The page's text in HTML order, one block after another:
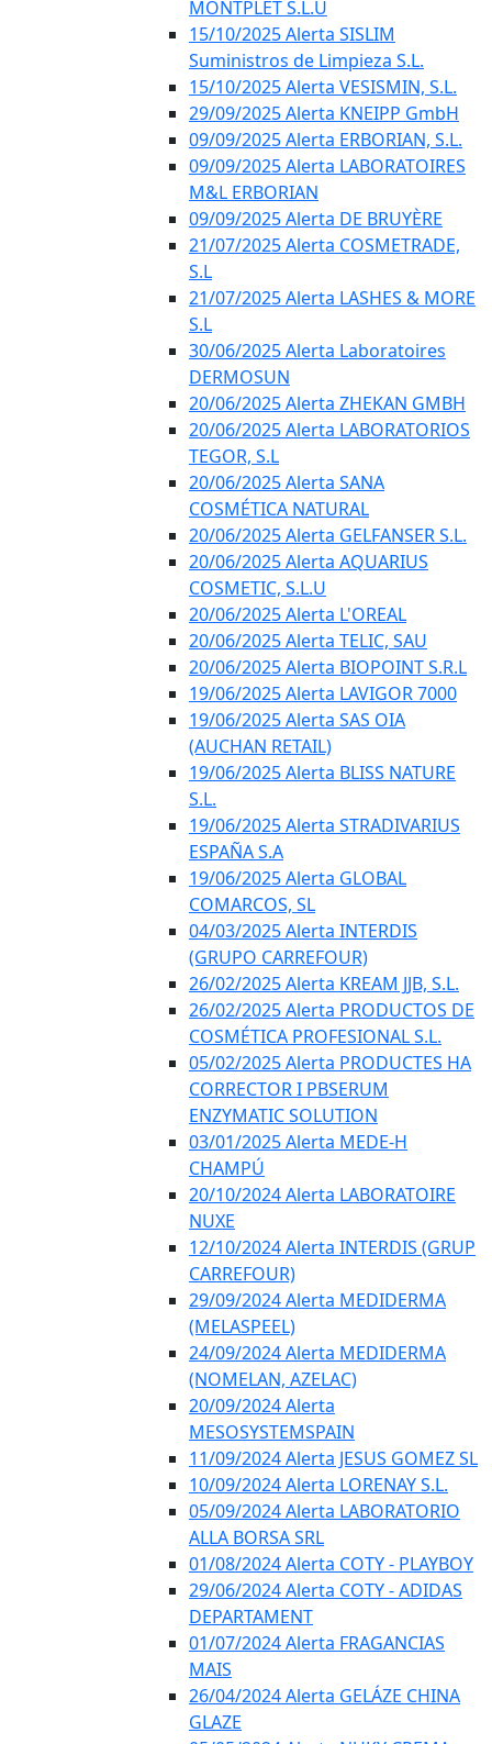
MONTPLET S.L.U
15/10/2025 Alerta SISLIM
Suministros de Limpieza S.L.
15/10/2025 Alerta VESISMIN, S.L.
29/09/2025 Alerta KNEIPP GmbH
09/09/2025 Alerta ERBORIAN, S.L.
09/09/2025 Alerta LABORATOIRES
M&L ERBORIAN
09/09/2025 Alerta DE BRUYÈRE
21/07/2025 Alerta COSMETRADE,
S.L
21/07/2025 Alerta LASHES & MORE
S.L
30/06/2025 Alerta Laboratoires
DERMOSUN
20/06/2025 Alerta ZHEKAN GMBH
20/06/2025 Alerta LABORATORIOS
TEGOR, S.L
20/06/2025 Alerta SANA
COSMÉTICA NATURAL
20/06/2025 Alerta GELFANSER S.L.
20/06/2025 Alerta AQUARIUS
COSMETIC, S.L.U
20/06/2025 Alerta L'OREAL
20/06/2025 Alerta TELIC, SAU
20/06/2025 Alerta BIOPOINT S.R.L
19/06/2025 Alerta LAVIGOR 7000
19/06/2025 Alerta SAS OIA
(AUCHAN RETAIL)
19/06/2025 Alerta BLISS NATURE
S.L.
19/06/2025 Alerta STRADIVARIUS
ESPAÑA S.A
19/06/2025 Alerta GLOBAL
COMARCOS, SL
04/03/2025 Alerta INTERDIS
(GRUPO CARREFOUR)
26/02/2025 Alerta KREAM JJB, S.L.
26/02/2025 Alerta PRODUCTOS DE
COSMÉTICA PROFESIONAL S.L.
05/02/2025 Alerta PRODUCTES HA
CORRECTOR I PBSERUM
ENZYMATIC SOLUTION
03/01/2025 Alerta MEDE-H
CHAMPÚ
20/10/2024 Alerta LABORATOIRE
NUXE
12/10/2024 Alerta INTERDIS (GRUP
CARREFOUR)
29/09/2024 Alerta MEDIDERMA
(MELASPEEL)
24/09/2024 Alerta MEDIDERMA
(NOMELAN, AZELAC)
20/09/2024 Alerta
MESOSYSTEMSPAIN
11/09/2024 Alerta JESUS GOMEZ SL
10/09/2024 Alerta LORENAY S.L.
05/09/2024 Alerta LABORATORIO
ALLA BORSA SRL
01/08/2024 Alerta COTY - PLAYBOY
29/06/2024 Alerta COTY - ADIDAS
DEPARTAMENT
01/07/2024 Alerta FRAGANCIAS
MAIS
26/04/2024 Alerta GELÁZE CHINA
GLAZE